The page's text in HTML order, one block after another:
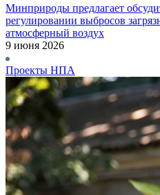
Минприроды предлагает
регулировании выбросов
атмосферный воздух
9 июня 2026
Проекты НПА